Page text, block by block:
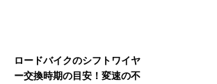
ロードバイクのシフトワイヤ
ー交換時期の目安！変速の不